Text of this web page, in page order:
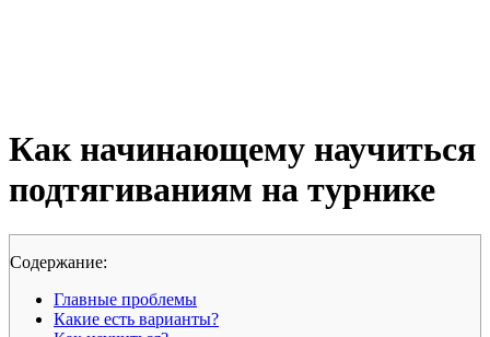
Как начинающему научиться
подтягиваниям на турнике
Cодержание:
Главные проблемы
Какие есть варианты?